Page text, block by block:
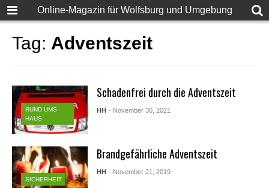
Online-Magazin für Wolfsburg und Umgebung
Tag: Adventszeit
RUND UMS
HAUS
Schadenfrei durch die Adventszeit
HH - November 30, 2021
SICHERHEIT
Brandgefährliche Adventszeit
HH - November 21, 2019